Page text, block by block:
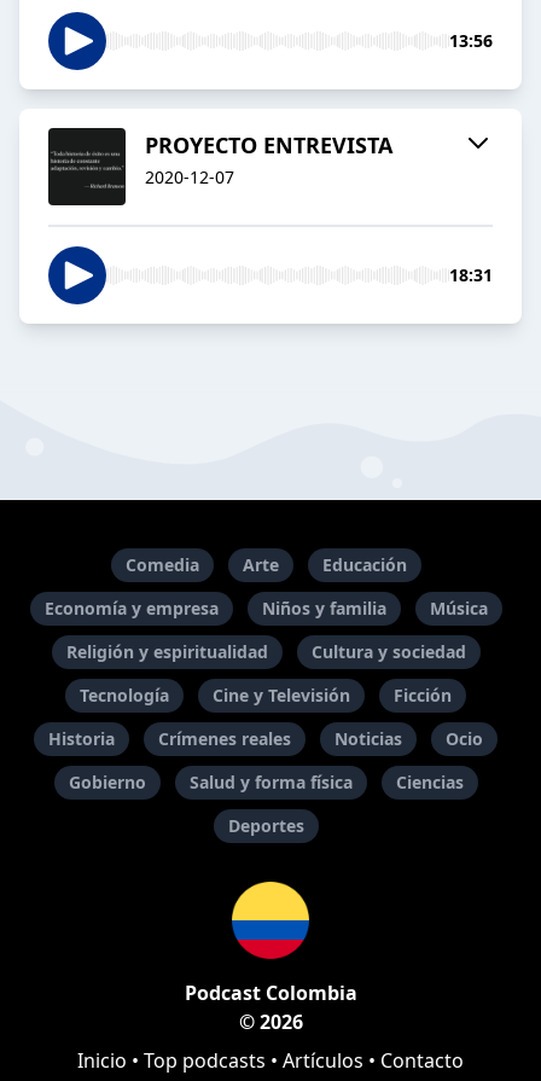
13:56
PROYECTO ENTREVISTA
2020-12-07
18:31
Comedia Arte
Educación
Economía y empresa
Niños y familia
Música
Religión y espiritualidad
Cultura y sociedad
Tecnología
Cine y Televisión
Ficción
Historia
Crímenes reales Noticias
Ocio
Gobierno
Salud y forma física
Ciencias
Deportes
Podcast Colombia
© 2026
Inicio • Top podcasts • Artículos • Contacto